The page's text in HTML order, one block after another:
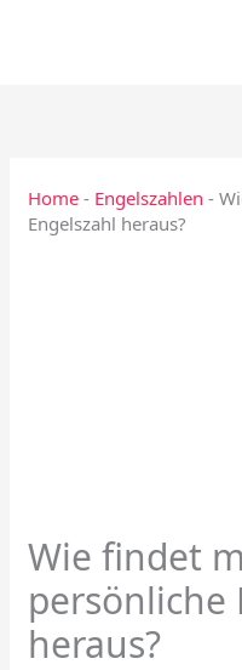
Home - Engelszahlen -
Engelszahl heraus?
Wie findet
persönliche
heraus?